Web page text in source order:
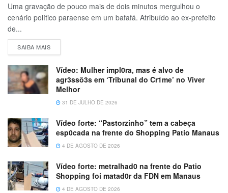
Uma gravação de pouco mais de dois minutos mergulhou o
cenário político paraense em um bafafá. Atribuído ao ex-prefeito
de...
SAIBA MAIS
Vídeo: Mulher impl0ra, mas é alvo de
agr3ssõ3s em ‘Tribunal do Cr1me’ no Viver
Melhor
31 DE JULHO DE 2026
Vídeo forte: “Pastorzinho” tem a cabeça
esp0cada na frente do Shopping Patio Manaus
4 DE AGOSTO DE 2026
Vídeo forte: metralhad0 na frente do Patio
Shopping foi matad0r da FDN em Manaus
4 DE AGOSTO DE 2026